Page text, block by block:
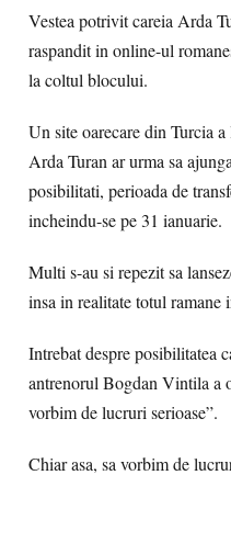
Vestea potrivit careia Arda
raspandit in online-ul
la coltul blocului.
Un site oarecare din Turcia
Arda Turan ar urma sa
posibilitati, perioada de
incheindu-se pe 31 ianuarie.
Multi s-au si repezit sa
insa in realitate totul ramane
Intrebat despre posibilitatea
antrenorul Bogdan Vintila a
vorbim de lucruri serioase”.
Chiar asa, sa vorbim de